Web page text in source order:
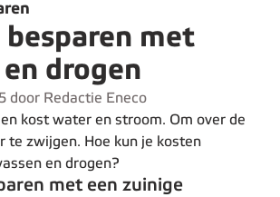
besparen met
drogen
door Redactie Eneco
kost water en stroom. Om over de
te zwijgen. Hoe kun je kosten
en drogen?
met een zuinige